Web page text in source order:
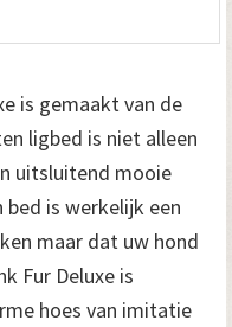
is gemaakt van de
ligbed is niet alleen
uitsluitend mooie
is werkelijk een
maar dat uw hond
Fur Deluxe is
hoes van imitatie